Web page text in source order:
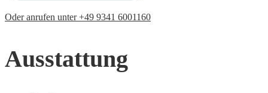
Oder anrufen unter +49 9341 6001160
Ausstattung